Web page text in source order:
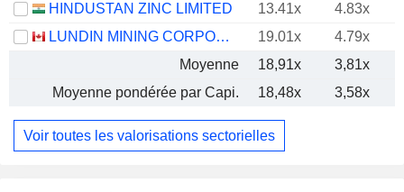
HINDUSTAN ZINC LIMITED
13.41x
4.83x
LUNDIN MINING CORPORATION
19.01x
4.79x
Moyenne
18,91x
3,81x
Moyenne pondérée par Capi.
18,48x 3,58x
Voir toutes les valorisations sectorielles